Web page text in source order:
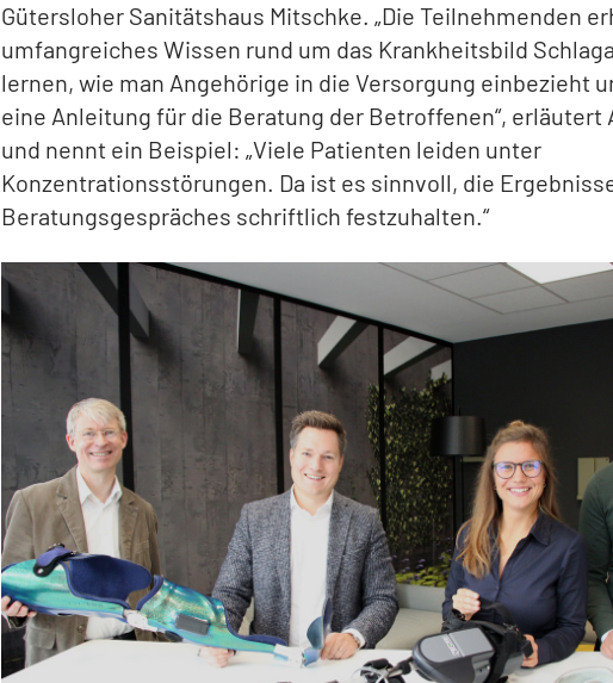
Gütersloher Sanitätshaus Mitschke. „Die Teilnehmenden
umfangreiches Wissen rund um das Krankheitsbild
lernen, wie man Angehörige in die Versorgung einbezieht
eine Anleitung für die Beratung der Betroffenen“, erläutert
und nennt ein Beispiel: „Viele Patienten leiden unter
Konzentrationsstörungen. Da ist es sinnvoll, die
Beratungsgespräches schriftlich festzuhalten.“